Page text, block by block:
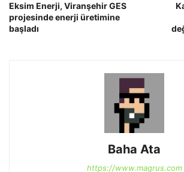
Eksim Enerji, Viranşehir GES
projesinde enerji üretimine
başladı
Baha Ata
https://www.magrus.com